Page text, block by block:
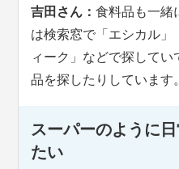
吉田さん：食料品も一緒
は検索窓で「エシカル」
ィーク」などで探して
品を探したりしています。
スーパーのように
たい